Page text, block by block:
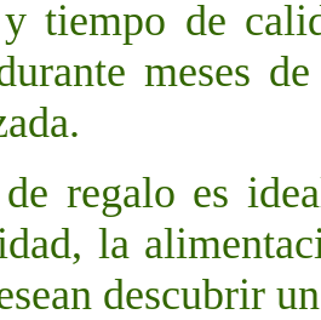
tiempo de
meses
regalo es
la
descubrir